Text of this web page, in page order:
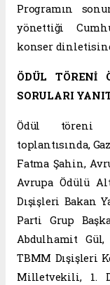
Programın
yönettiği
konser
ÖDÜL TÖRENİ
SORULARI
Ödül töreni
toplantısında,
Fatma Şahin,
Avrupa Ödülü
Dışişleri Bakan
Parti Grup
Abdulhamit
TBMM Dışişleri
Milletvekili, 1.